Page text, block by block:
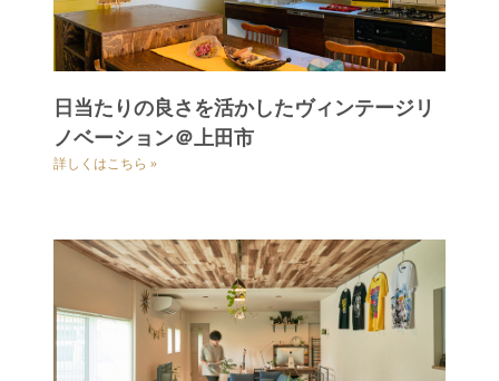
日当たりの良さを活かしたヴィンテージリ
ノベーション＠上田市
詳しくはこちら »